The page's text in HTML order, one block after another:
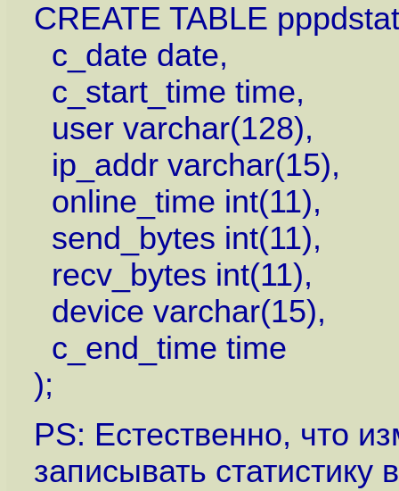
CREATE TABLE
c_date date,
c_start_time time,
user varchar(128),
ip_addr varchar(15),
online_time int(11),
send_bytes int(11),
recv_bytes int(11),
device varchar(15),
c_end_time time
);
PS: Естественно, что
записывать